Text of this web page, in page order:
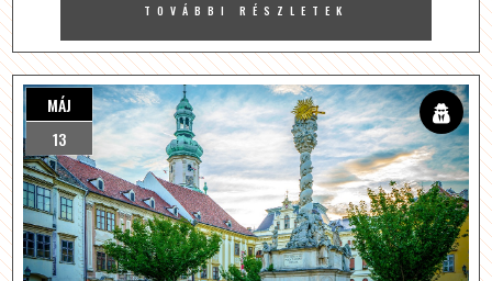
TOVÁBBI RÉSZLETEK
MÁJ
13